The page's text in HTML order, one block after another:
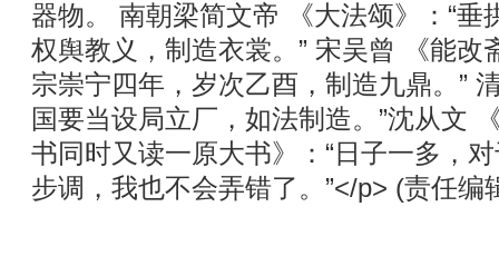
器物。 南朝梁简文帝 《大法颂》：“垂
权舆教义，制造衣裳。” 宋吴曾 《能改
宗崇宁四年，岁次乙酉，制造九鼎。”
国要当设局立厂，如法制造。”沈从文
书同时又读一原大书》：“日子一多，
步调，我也不会弄错了。”</p> (责任编